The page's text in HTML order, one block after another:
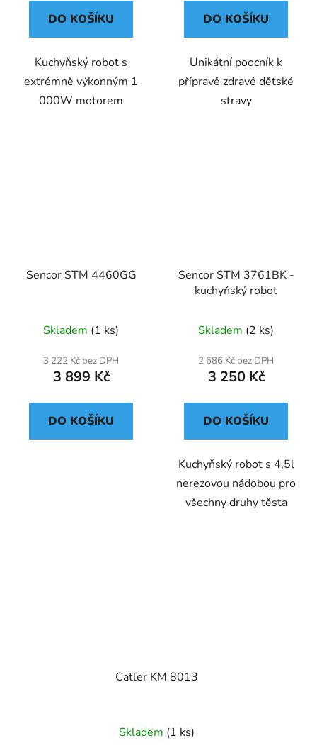
DO KOŠÍKU
Kuchyňský robot s
extrémně výkonným 1
000W motorem
DO KOŠÍKU
Unikátní poocník k
přípravě zdravé dětské
stravy
Sencor STM 4460GG
Skladem (1 ks)
3 222 Kč bez DPH
3 899 Kč
DO KOŠÍKU
Sencor STM 3761BK -
kuchyňský robot
Skladem (2 ks)
2 686 Kč bez DPH
3 250 Kč
DO KOŠÍKU
Kuchyňský robot s 4,5l
nerezovou nádobou pro
všechny druhy těsta
Catler KM 8013
Skladem (1 ks)